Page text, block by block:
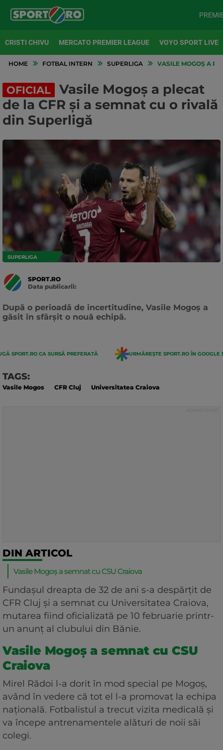
CRISTI CHIVU MERCATO PREMIER LEAGUE VOYO SPORT LIVE
HOME FOTBAL INTERN SUPERLIGA VASILE MOGOȘ A
OFICIAL
Vasile Mogoș a plecat
de la CFR și a semnat cu o rivală
din Superligă
SUPERLIGA
SPORT.RO
Data publicarii:
După o perioadă de incertitudine, Vasile Mogoș a
găsit în sfârșit o nouă echipă.
SPORT.RO CA SURSĂ PREFERATĂ URMĂREȘTE SPORT.RO ÎN GOOGLE
TAGS:
Vasile Mogos CFR Cluj Universitatea Craiova
DIN ARTICOL
Vasile Mogoș a semnat cu CSU Craiova
Fundașul dreapta de 32 de ani s-a despărțit de
CFR Cluj și a semnat cu Universitatea Craiova,
mutarea fiind oficializată pe 10 februarie printr-
un anunț al clubului din Bănie.
Vasile Mogoș a semnat cu CSU
Craiova
Mirel Rădoi l-a dorit în mod special pe Mogoș,
având în vedere că tot el l-a promovat la echipa
națională. Fotbalistul a trecut vizita medicală și
va începe antrenamentele alături de noii săi
colegi.